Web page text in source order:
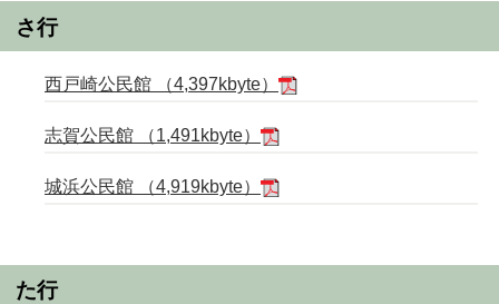
さ行
西戸崎公民館 （4,397kbyte）
志賀公民館 （1,491kbyte）
城浜公民館 （4,919kbyte）
た行